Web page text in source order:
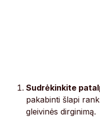
Sudrėkinkite
pakabinti šlapi
gleivinės dirginimą.